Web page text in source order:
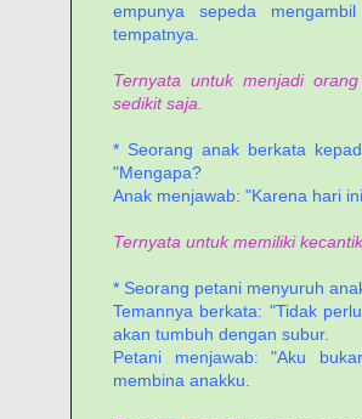
empunya sepeda
tempatnya.
Ternyata untuk menjadi
sedikit saja.
* Seorang anak berkata
"Mengapa?
Anak menjawab: "Karena hari
Ternyata untuk memiliki
* Seorang petani menyuruh
Temannya berkata: "Tidak
akan tumbuh dengan subur.
Petani menjawab: "Aku
membina anakku.